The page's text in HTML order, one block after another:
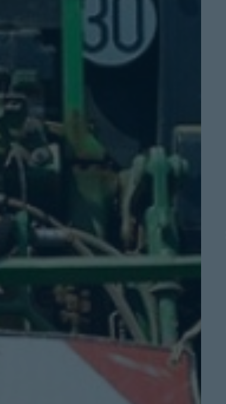
Nombre:
Password: